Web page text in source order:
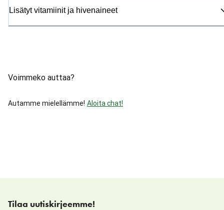
Lisätyt vitamiinit ja hivenaineet
Voimmeko auttaa?
Autamme mielellämme! Aloita chat!
Tilaa uutiskirjeemme!